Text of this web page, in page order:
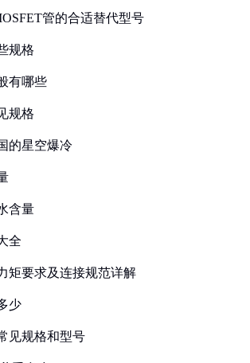
管的合适替代型号
规格
有哪些
规格
的星空爆冷
含量
全
矩要求及连接规范详解
少
见规格和型号